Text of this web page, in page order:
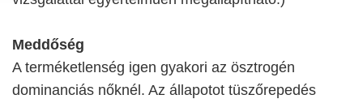
Meddőség
A terméketlenség igen gyakori az ösztrogén
dominanciás nőknél. Az állapotot tüszőrepedés